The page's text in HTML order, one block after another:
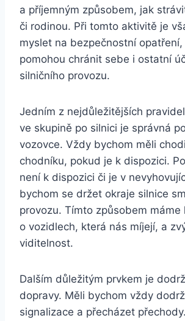
a příjemným způsobem, jak
či rodinou. Při tomto aktivitě je
myslet na bezpečnostní
pomohou chránit sebe i ostatní
silničního provozu.
Jedním z nejdůležitějších
ve skupině po silnici je správná
vozovce. Vždy bychom měli
chodníku, pokud je k dispozici.
není k dispozici či je v
bychom se držet okraje silnice
provozu. Tímto způsobem máme
o vozidlech, která nás míjejí, a
viditelnost.
Dalším důležitým prvkem je
dopravy. Měli bychom vždy
signalizace a přecházet